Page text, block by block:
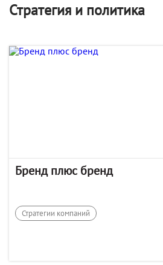
Стратегия и политика
Бренд плюс бренд
Стратегии компаний